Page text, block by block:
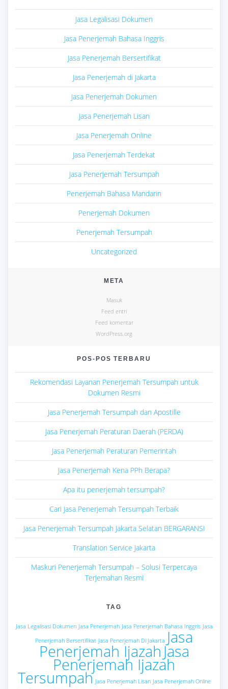
Jasa Legalisasi Dokumen
Jasa Penerjemah Bahasa Inggris
Jasa Penerjemah Bersertifikat
Jasa Penerjemah di Jakarta
Jasa Penerjemah Dokumen
Jasa Penerjemah Lisan
Jasa Penerjemah Online
Jasa Penerjemah Terdekat
Jasa Penerjemah Tersumpah
Penerjemah Bahasa Mandarin
Penerjemah Dokumen
Penerjemah Tersumpah
Uncategorized
META
Masuk
Feed entri
Feed komentar
WordPress.org
POS-POS TERBARU
Rekomendasi Layanan Penerjemah Tersumpah untuk
Dokumen Resmi
Jasa Penerjemah Tersumpah dan Apostille
Jasa Penerjemah Peraturan Daerah (PERDA)
Jasa Penerjemah Peraturan Pemerintah
Jasa Penerjemah Kena PPh Berapa?
Apa itu penerjemah tersumpah?
Cari Jasa Penerjemah Tersumpah Terbaik
Jasa Penerjemah Tersumpah Jakarta Selatan BERGARANSI
Translation Service Jakarta
Maskuri Penerjemah Tersumpah – Solusi Terpercaya
Terjemahan Resmi
TAG
Jasa Legalisasi Dokumen Jasa Penerjemah Jasa Penerjemah Bahasa Inggris Jasa
Penerjemah Bersertifikat Jasa Penerjemah Di Jakarta Jasa
Penerjemah Ijazah Jasa
Penerjemah Ijazah
Tersumpah Jasa Penerjemah Lisan Jasa Penerjemah Online